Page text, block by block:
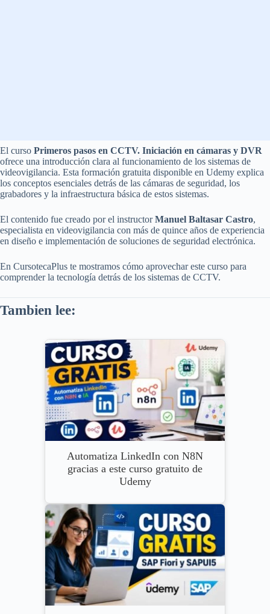
El curso Primeros pasos en CCTV. Iniciación en cámaras y DVR
ofrece una introducción clara al funcionamiento de los sistemas de
videovigilancia. Esta formación gratuita disponible en Udemy explica
los conceptos esenciales detrás de las cámaras de seguridad, los
grabadores y la infraestructura básica de estos sistemas.
El contenido fue creado por el instructorManuel Baltasar Castro,
especialista en videovigilancia con más de quince años de experiencia
en diseño e implementación de soluciones de seguridad electrónica.
En CursotecaPlus te mostramos cómo aprovechar este curso para
comprender la tecnología detrás de los sistemas de CCTV.
Tambien lee:
Automatiza LinkedIn con N8N
gracias a este curso gratuito de
Udemy